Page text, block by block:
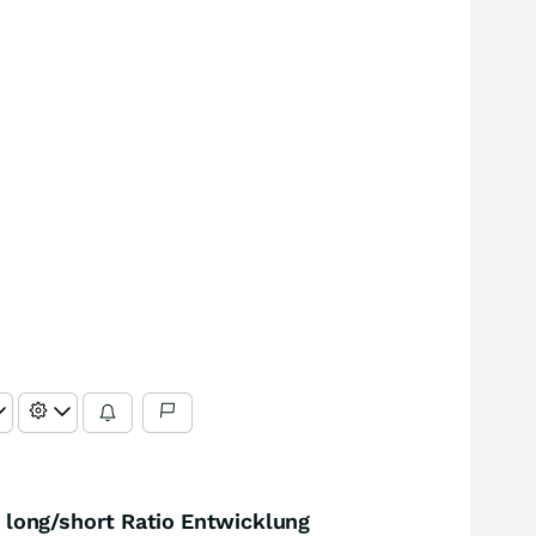
long/short Ratio Entwicklung